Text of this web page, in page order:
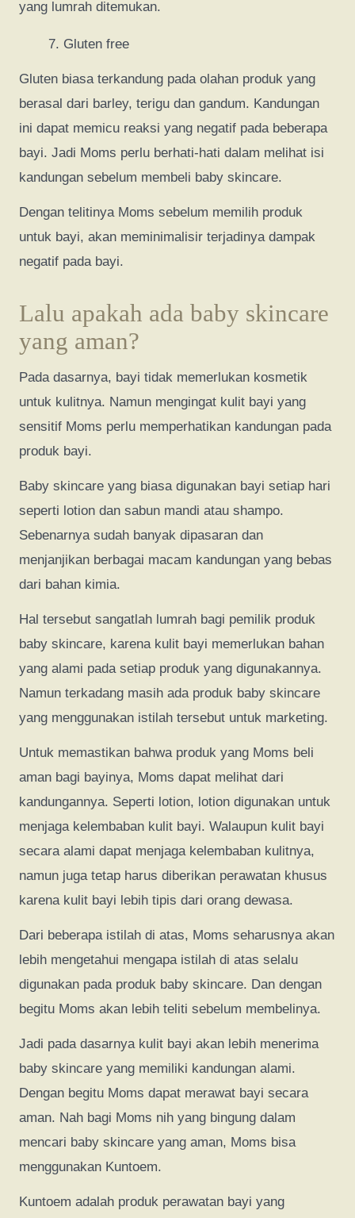
yang lumrah ditemukan.
Gluten free
Gluten biasa terkandung pada olahan produk yang
berasal dari barley, terigu dan gandum. Kandungan
ini dapat memicu reaksi yang negatif pada beberapa
bayi. Jadi Moms perlu berhati-hati dalam melihat isi
kandungan sebelum membeli baby skincare.
Dengan telitinya Moms sebelum memilih produk
untuk bayi, akan meminimalisir terjadinya dampak
negatif pada bayi.
Lalu apakah ada baby skincare
yang aman?
Pada dasarnya, bayi tidak memerlukan kosmetik
untuk kulitnya. Namun mengingat kulit bayi yang
sensitif Moms perlu memperhatikan kandungan pada
produk bayi.
Baby skincare yang biasa digunakan bayi setiap hari
seperti lotion dan sabun mandi atau shampo.
Sebenarnya sudah banyak dipasaran dan
menjanjikan berbagai macam kandungan yang bebas
dari bahan kimia.
Hal tersebut sangatlah lumrah bagi pemilik produk
baby skincare, karena kulit bayi memerlukan bahan
yang alami pada setiap produk yang digunakannya.
Namun terkadang masih ada produk baby skincare
yang menggunakan istilah tersebut untuk marketing.
Untuk memastikan bahwa produk yang Moms beli
aman bagi bayinya, Moms dapat melihat dari
kandungannya. Seperti lotion, lotion digunakan untuk
menjaga kelembaban kulit bayi. Walaupun kulit bayi
secara alami dapat menjaga kelembaban kulitnya,
namun juga tetap harus diberikan perawatan khusus
karena kulit bayi lebih tipis dari orang dewasa.
Dari beberapa istilah di atas, Moms seharusnya akan
lebih mengetahui mengapa istilah di atas selalu
digunakan pada produk baby skincare. Dan dengan
begitu Moms akan lebih teliti sebelum membelinya.
Jadi pada dasarnya kulit bayi akan lebih menerima
baby skincare yang memiliki kandungan alami.
Dengan begitu Moms dapat merawat bayi secara
aman. Nah bagi Moms nih yang bingung dalam
mencari baby skincare yang aman, Moms bisa
menggunakan Kuntoem.
Kuntoem adalah produk perawatan bayi yang